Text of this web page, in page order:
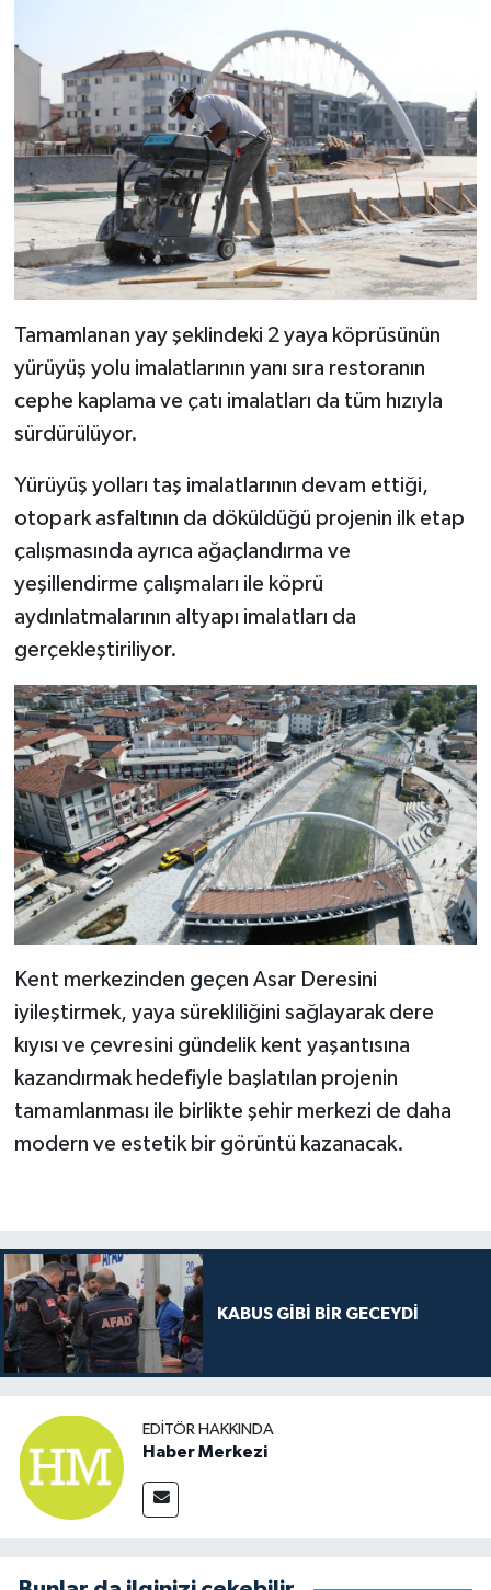
Tamamlanan yay şeklindeki 2 yaya köprüsünün
yürüyüş yolu imalatlarının yanı sıra restoranın
cephe kaplama ve çatı imalatları da tüm hızıyla
sürdürülüyor.
Yürüyüş yolları taş imalatlarının devam ettiği,
otopark asfaltının da döküldüğü projenin ilk etap
çalışmasında ayrıca ağaçlandırma ve
yeşillendirme çalışmaları ile köprü
aydınlatmalarının altyapı imalatları da
gerçekleştiriliyor.
Kent merkezinden geçen Asar Deresini
iyileştirmek, yaya sürekliliğini sağlayarak dere
kıyısı ve çevresini gündelik kent yaşantısına
kazandırmak hedefiyle başlatılan projenin
tamamlanması ile birlikte şehir merkezi de daha
modern ve estetik bir görüntü kazanacak.
KABUS GİBİ BİR GECEYDİ
EDITÖR HAKKINDA
Haber Merkezi